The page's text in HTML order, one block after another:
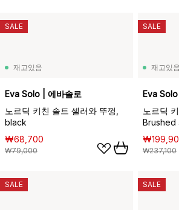
재고있음
Eva Solo | 에바솔로
노르딕 키친 솔트 셀러와 뚜껑,
black
₩68,700
₩79,000
SALE
재고있음
Eva
노르딕
Brushed
₩237,100
SALE
SALE SALE